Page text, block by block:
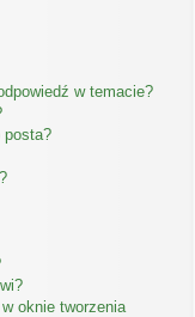
w temacie?
posta?
oknie tworzenia